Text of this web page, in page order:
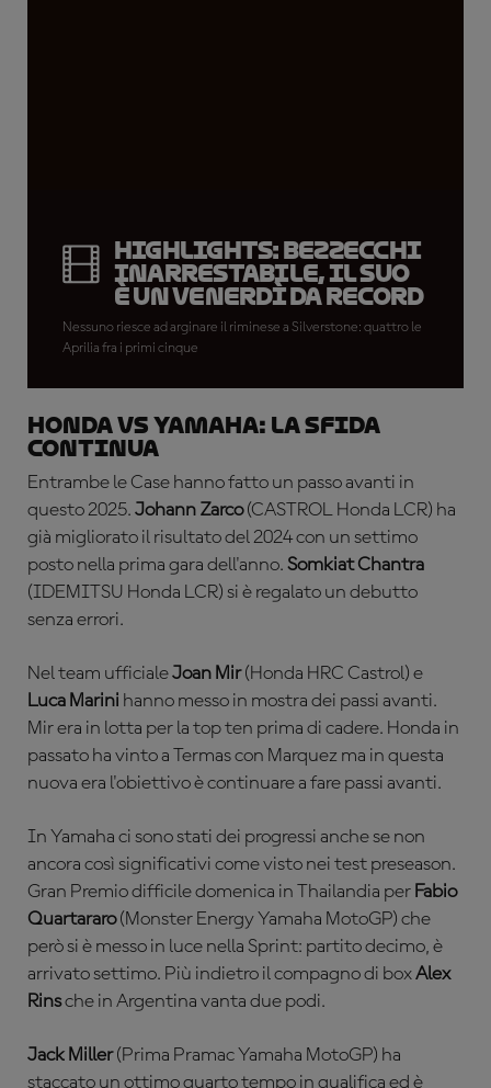
HIGHLIGHTS: Bezzecchi
inarrestabile, il suo
è un venerdì da record
Nessuno riesce ad arginare il riminese a Silverstone: quattro le
Aprilia fra i primi cinque
HONDA VS YAMAHA: la sfida
continua
Entrambe le Case hanno fatto un passo avanti in
questo 2025. Johann Zarco(CASTROL Honda LCR) ha
già migliorato il risultato del 2024 con un settimo
posto nella prima gara dell'anno. Somkiat Chantra
(IDEMITSU Honda LCR) si è regalato un debutto
senza errori.
Nel team ufficialeJoan Mir(Honda HRC Castrol) e
Luca Marini hanno messo in mostra dei passi avanti.
Mir era in lotta per la top ten prima di cadere. Honda in
passato ha vinto a Termas con Marquez ma in questa
nuova era l'obiettivo è continuare a fare passi avanti.
In Yamaha ci sono stati dei progressi anche se non
ancora così significativi come visto nei test preseason.
Gran Premio difficile domenica in Thailandia per Fabio
Quartararo(Monster Energy Yamaha MotoGP) che
però si è messo in luce nella Sprint: partito decimo, è
arrivato settimo. Più indietro il compagno di boxAlex
Rinsche in Argentina vanta due podi.
Jack Miller(Prima Pramac Yamaha MotoGP) ha
staccato un ottimo quarto tempo in qualifica ed è